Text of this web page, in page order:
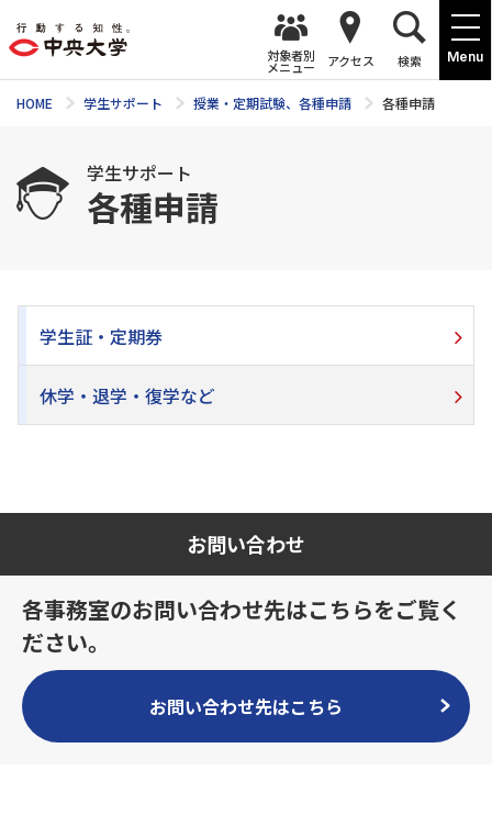
Menu
対象者別
メニュー アクセス 検索
HOME 学生サポート 授業・定期試験、各種申請 各種申請
学生サポート
各種申請
学生証・定期券
休学・退学・復学など
お問い合わせ
各事務室のお問い合わせ先はこちらをご覧く
ださい。
お問い合わせ先はこちら